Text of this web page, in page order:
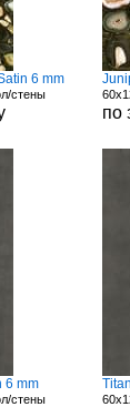
6 mm
стены
по
6 mm
стены